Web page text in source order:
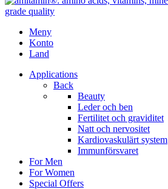
Meny
Konto
Land
Applications
Back
Beauty
Leder och ben
Fertilitet och graviditet
Natt och nervositet
Kardiovaskulärt system
Immunförsvaret
For Men
For Women
Special Offers